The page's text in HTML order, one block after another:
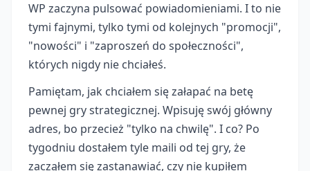
WP zaczyna pulsować powiadomieniami. I to nie
tymi fajnymi, tylko tymi od kolejnych "promocji",
"nowości" i "zaproszeń do społeczności",
których nigdy nie chciałeś.
Pamiętam, jak chciałem się załapać na betę
pewnej gry strategicznej. Wpisuję swój główny
adres, bo przecież "tylko na chwilę". I co? Po
tygodniu dostałem tyle maili od tej gry, że
zacząłem się zastanawiać, czy nie kupiłem